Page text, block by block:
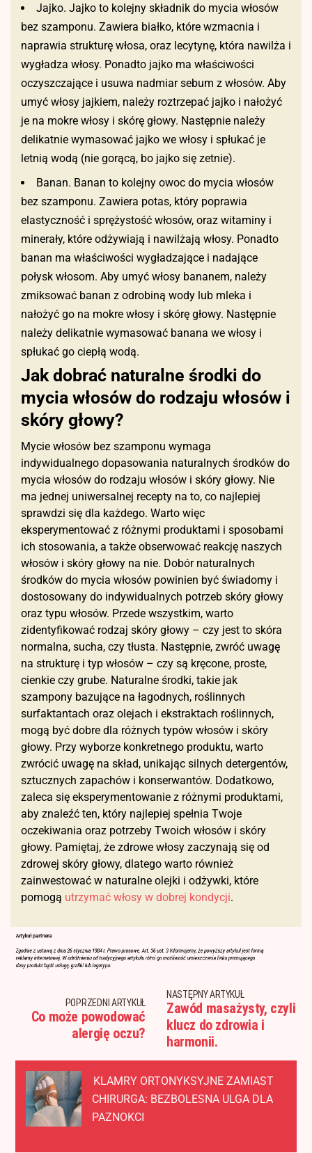
Jajko. Jajko to kolejny składnik do mycia włosów
bez szamponu. Zawiera białko, które wzmacnia i
naprawia strukturę włosa, oraz lecytynę, która nawilża i
wygładza włosy. Ponadto jajko ma właściwości
oczyszczające i usuwa nadmiar sebum z włosów. Aby
umyć włosy jajkiem, należy roztrzepać jajko i nałożyć
je na mokre włosy i skórę głowy. Następnie należy
delikatnie wymasować jajko we włosy i spłukać je
letnią wodą (nie gorącą, bo jajko się zetnie).
Banan. Banan to kolejny owoc do mycia włosów
bez szamponu. Zawiera potas, który poprawia
elastyczność i sprężystość włosów, oraz witaminy i
minerały, które odżywiają i nawilżają włosy. Ponadto
banan ma właściwości wygładzające i nadające
połysk włosom. Aby umyć włosy bananem, należy
zmiksować banan z odrobiną wody lub mleka i
nałożyć go na mokre włosy i skórę głowy. Następnie
należy delikatnie wymasować banana we włosy i
spłukać go ciepłą wodą.
Jak dobrać naturalne środki do
mycia włosów do rodzaju włosów i
skóry głowy?
Mycie włosów bez szamponu wymaga
indywidualnego dopasowania naturalnych środków do
mycia włosów do rodzaju włosów i skóry głowy. Nie
ma jednej uniwersalnej recepty na to, co najlepiej
sprawdzi się dla każdego. Warto więc
eksperymentować z różnymi produktami i sposobami
ich stosowania, a także obserwować reakcję naszych
włosów i skóry głowy na nie. Dobór naturalnych
środków do mycia włosów powinien być świadomy i
dostosowany do indywidualnych potrzeb skóry głowy
oraz typu włosów. Przede wszystkim, warto
zidentyfikować rodzaj skóry głowy – czy jest to skóra
normalna, sucha, czy tłusta. Następnie, zwróć uwagę
na strukturę i typ włosów – czy są kręcone, proste,
cienkie czy grube. Naturalne środki, takie jak
szampony bazujące na łagodnych, roślinnych
surfaktantach oraz olejach i ekstraktach roślinnych,
mogą być dobre dla różnych typów włosów i skóry
głowy. Przy wyborze konkretnego produktu, warto
zwrócić uwagę na skład, unikając silnych detergentów,
sztucznych zapachów i konserwantów. Dodatkowo,
zaleca się eksperymentowanie z różnymi produktami,
aby znaleźć ten, który najlepiej spełnia Twoje
oczekiwania oraz potrzeby Twoich włosów i skóry
głowy. Pamiętaj, że zdrowe włosy zaczynają się od
zdrowej skóry głowy, dlatego warto również
zainwestować w naturalne olejki i odżywki, które
pomogą utrzymać włosy w dobrej kondycji.
POPRZEDNI ARTYKUŁ
Co może powodować
alergię oczu?
NASTĘPNY ARTYKUŁ
Zawód masażysty, czyli
klucz do zdrowia i
harmonii.
KLAMRY ORTONYKSYJNE ZAMIAST
CHIRURGA: BEZBOLESNA ULGA DLA
PAZNOKCI